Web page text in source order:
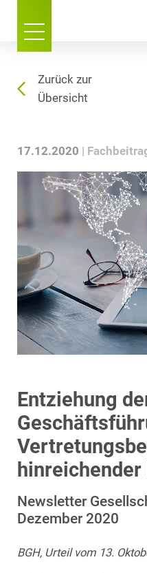
Zurück zur
Übersicht
17.12.2020
Entziehung
Newsletter
Dezember 2020
BGH, Urteil vom 13.